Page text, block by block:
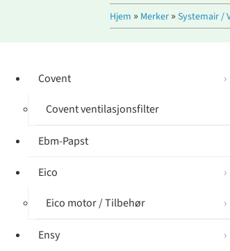
Hjem » Merker» Systemair /
Covent
Covent ventilasjonsfilter
Ebm-Papst
Eico
Eico motor / Tilbehør
Ensy